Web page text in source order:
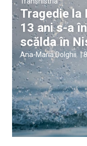
Tragedie la
13 ani s-a
scălda în
Ana-Maria Dolghii |